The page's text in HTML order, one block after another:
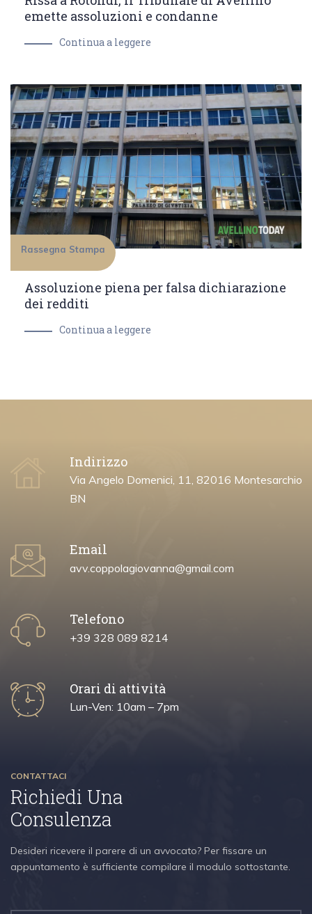
emette assoluzioni e condanne
Continua a leggere
Rassegna Stampa
Assoluzione piena per falsa dichiarazione
dei redditi
Continua a leggere
Indirizzo
Via Angelo Domenici, 11, 82016 Montesarchio
BN
Email
avv.coppolagiovanna@gmail.com
Telefono
+39 328 089 8214
Orari di attività
Lun-Ven: 10am – 7pm
CONTATTACI
Richiedi Una
Consulenza
Desideri ricevere il parere di un avvocato? Per fissare un
appuntamento è sufficiente compilare il modulo sottostante.